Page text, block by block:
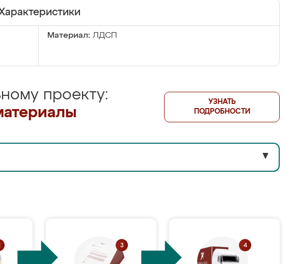
Материал: ЛДСП
проекту:
УЗНАТЬ
ПОДРОБНОСТИ
▼